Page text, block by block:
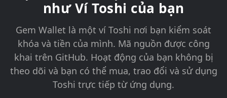
như Ví Toshi của bạn
Gem Wallet là một ví Toshi nơi bạn kiểm soát
khóa và tiền của mình. Mã nguồn được công
khai trên GitHub. Hoạt động của bạn không bị
theo dõi và bạn có thể mua, trao đổi và sử dụng
Toshi trực tiếp từ ứng dụng.